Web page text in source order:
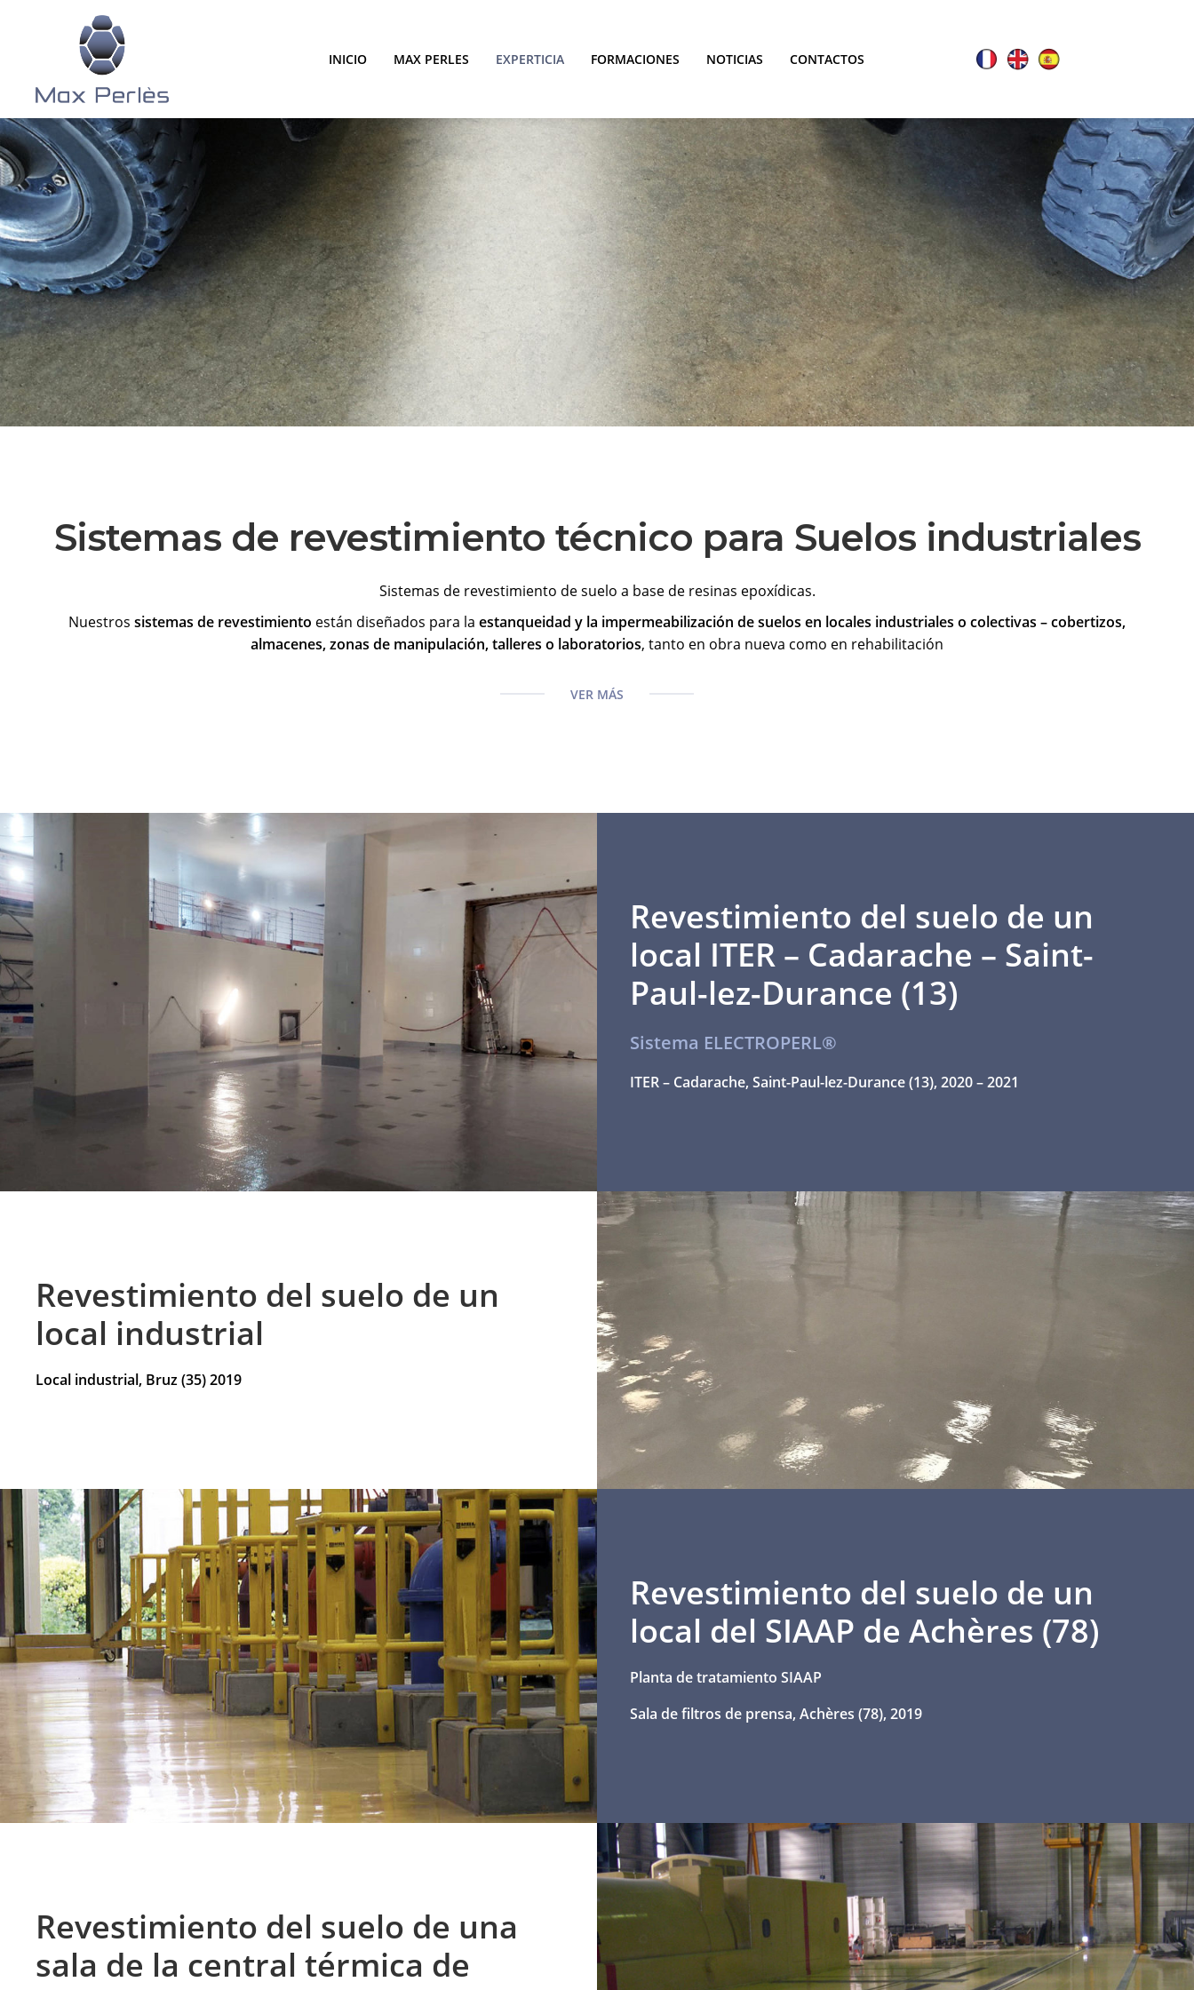
INICIO MAX PERLES EXPERTICIA FORMACIONES NOTICIAS CONTACTOS
Sistemas de revestimiento técnico para Suelos industriales
Sistemas de revestimiento de suelo a base de resinas epoxídicas.
Nuestros sistemas de revestimiento están diseñados para la estanqueidad y la impermeabilización de suelos en locales industriales o colectivas – cobertizos,
almacenes, zonas de manipulación, talleres o laboratorios, tanto en obra nueva como en rehabilitación
VER MÁS
Revestimiento del suelo de un
local ITER – Cadarache – Saint-
Paul-lez-Durance (13)
Sistema ELECTROPERL®
ITER – Cadarache, Saint-Paul-lez-Durance (13), 2020 – 2021
Revestimiento del suelo de un
local industrial
Local industrial, Bruz (35) 2019
Revestimiento del suelo de un
local del SIAAP de Achères (78)
Planta de tratamiento SIAAP
Sala de filtros de prensa, Achères (78), 2019
Revestimiento del suelo de una
sala de la central térmica de